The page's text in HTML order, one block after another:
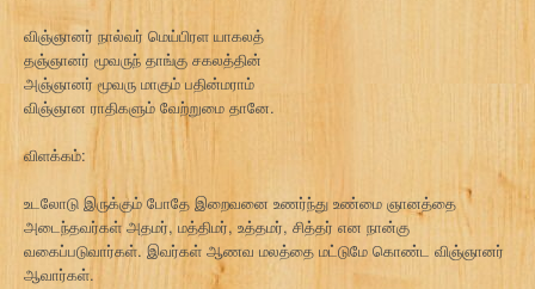
விஞ்ஞானர் நால்வர் மெய்பிரள யாகலத்
தஞ்ஞானர் மூவருந் தாங்கு சகலத்தின்
அஞ்ஞானர் மூவரு மாகும் பதின்மராம்
விஞ்ஞான ராதிகளும் வேற்றுமை தானே.
விளக்கம்:
உடலோடு இருக்கும் போதே இறைவனை உணர்ந்து உண்மை ஞானத்தை
அடைந்தவர்கள் அதமர், மத்திமர், உத்தமர், சித்தர் என நான்கு
வகைப்படுவார்கள். இவர்கள் ஆணவ மலத்தை மட்டுமே கொண்ட விஞ்ஞானர்
ஆவார்கள்.